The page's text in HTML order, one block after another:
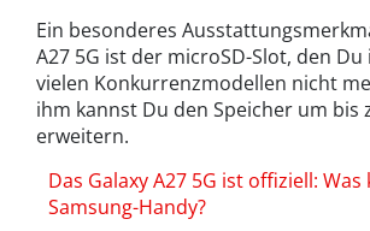
Ein besonderes
A27 5G ist der microSD-Slot, den
vielen Konkurrenzmodellen nicht
ihm kannst Du den Speicher um bis
erweitern.
Das Galaxy A27 5G ist offiziell:
Samsung-Handy?